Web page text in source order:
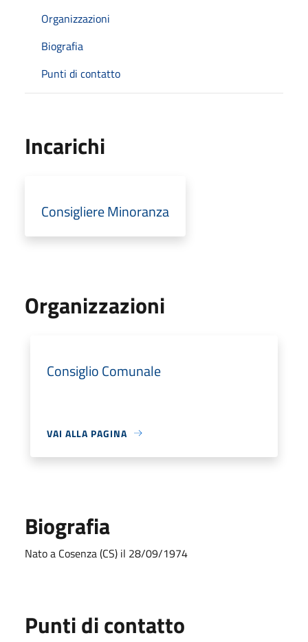
Organizzazioni
Biografia
Punti di contatto
Incarichi
Consigliere Minoranza
Organizzazioni
Consiglio Comunale
VAI ALLA PAGINA
Biografia
Nato a Cosenza (CS) il 28/09/1974
Punti di contatto